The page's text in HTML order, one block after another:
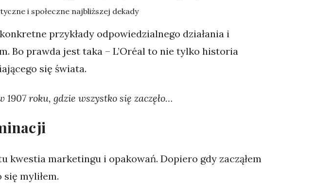
i społeczne najbliższej dekady
przykłady odpowiedzialnego działania i
Bo prawda jest taka – L’Oréal to nie tylko historia
się świata.
roku, gdzie wszystko się zaczęło…
kwestia marketingu i opakowań. Dopiero gdy zacząłem
się myliłem.